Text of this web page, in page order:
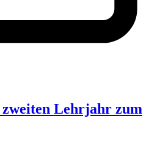
Lehrjahr zum